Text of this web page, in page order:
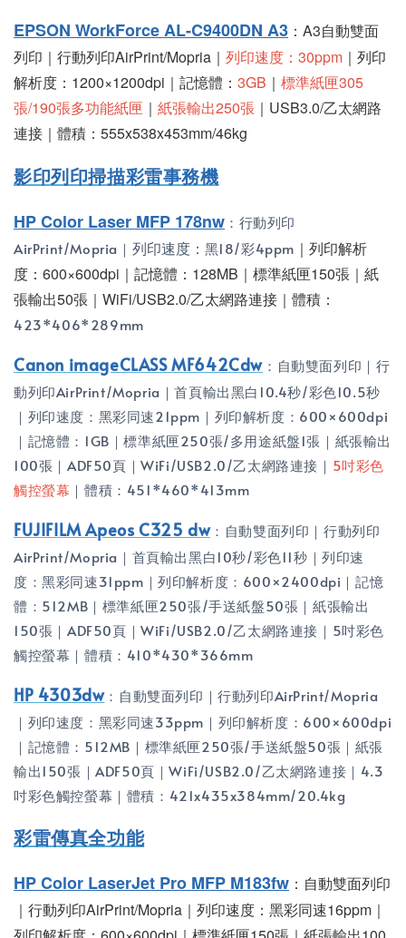
EPSON WorkForce AL-C9400DN A3 ：A3自動雙面
列印｜行動列印AirPrint/Mopria ｜ 列印速度：30ppm ｜列印
解析度：1200×1200dpi｜記憶體： 3GB ｜ 標準紙匣305
張/190張多功能紙匣 ｜ 紙張輸出250張 ｜USB3.0/乙太網路
連接｜體積：555x538x453mm/46kg
影印列印掃描彩雷事務機
HP Color Laser MFP 178nw ：行動列印
AirPrint/Mopria｜ 列印速度： 黑18/彩4ppm ｜列印解析
度：600×600dpi｜記憶體：128MB｜標準紙匣150張｜紙
張輸出50張｜WiFi/USB2.0/乙太網路連接｜體積：
423*406*289mm
Canon imageCLASS MF642Cdw ：自動雙面列印｜行
動列印AirPrint/Mopria｜首頁輸出黑白10.4秒/彩色10.5秒
｜列印速度：黑彩同速21ppm｜列印解析度：600×600dpi
｜記憶體：1GB｜標準紙匣250張/多用途紙盤1張｜紙張輸出
100張｜ADF50頁｜WiFi/USB2.0/乙太網路連接｜ 5吋彩色
觸控螢幕 ｜體積：451*460*413mm
FUJIFILM Apeos C325 dw：自動雙面列印｜行動列印
AirPrint/Mopria｜首頁輸出黑白10秒/彩色11秒｜列印速
度：黑彩同速31ppm｜列印解析度：600×2400dpi｜記憶
體：512MB｜標準紙匣250張/手送紙盤50張｜紙張輸出
150張｜ADF50頁｜WiFi/USB2.0/乙太網路連接｜5吋彩色
觸控螢幕｜體積：410*430*366mm
HP 4303dw：自動雙面列印｜行動列印AirPrint/Mopria
｜列印速度：黑彩同速33ppm｜列印解析度：600×600dpi
｜記憶體：512MB｜標準紙匣250張/手送紙盤50張｜紙張
輸出150張｜ADF50頁｜WiFi/USB2.0/乙太網路連接｜4.3
吋彩色觸控螢幕｜體積：421x435x384mm/20.4kg
彩雷傳真全功能
HP Color LaserJet Pro MFP M183fw ：自動雙面列印
｜行動列印AirPrint/Mopria｜列印速度：黑彩同速16ppm｜